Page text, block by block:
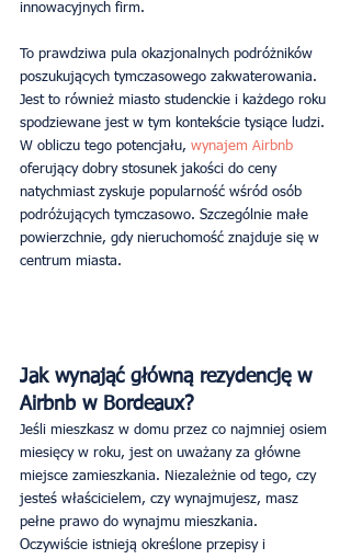
innowacyjnych firm.
To prawdziwa pula okazjonalnych podróżników
poszukujących tymczasowego zakwaterowania.
Jest to również miasto studenckie i każdego roku
spodziewane jest w tym kontekście tysiące ludzi.
W obliczu tego potencjału, wynajem Airbnb
oferujący dobry stosunek jakości do ceny
natychmiast zyskuje popularność wśród osób
podróżujących tymczasowo. Szczególnie małe
powierzchnie, gdy nieruchomość znajduje się w
centrum miasta.
Jak wynająć główną rezydencję w
Airbnb w Bordeaux?
Jeśli mieszkasz w domu przez co najmniej osiem
miesięcy w roku, jest on uważany za główne
miejsce zamieszkania. Niezależnie od tego, czy
jesteś właścicielem, czy wynajmujesz, masz
pełne prawo do wynajmu mieszkania.
Oczywiście istnieją określone przepisy i